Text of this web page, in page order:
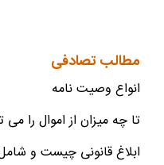
مطالب تصادفی
انواع وصیت نامه
تا چه میزان از اموال را
ابلاغ قانونی چیست و